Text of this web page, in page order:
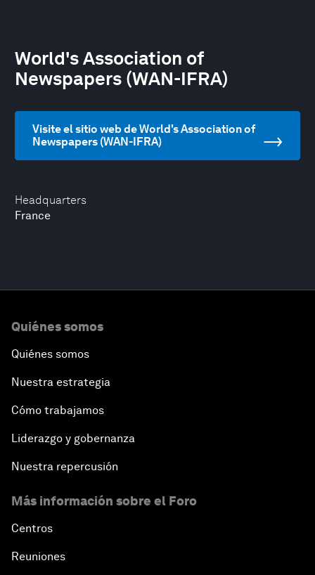
Headquarters
France
World's Association of
Newspapers (WAN-IFRA)
Visite el sitio web de World's Association of
Newspapers (WAN-IFRA)
Quiénes somos
Quiénes somos
Nuestra estrategia
Cómo trabajamos
Liderazgo y gobernanza
Nuestra repercusión
Más información sobre el Foro
Centros
Reuniones